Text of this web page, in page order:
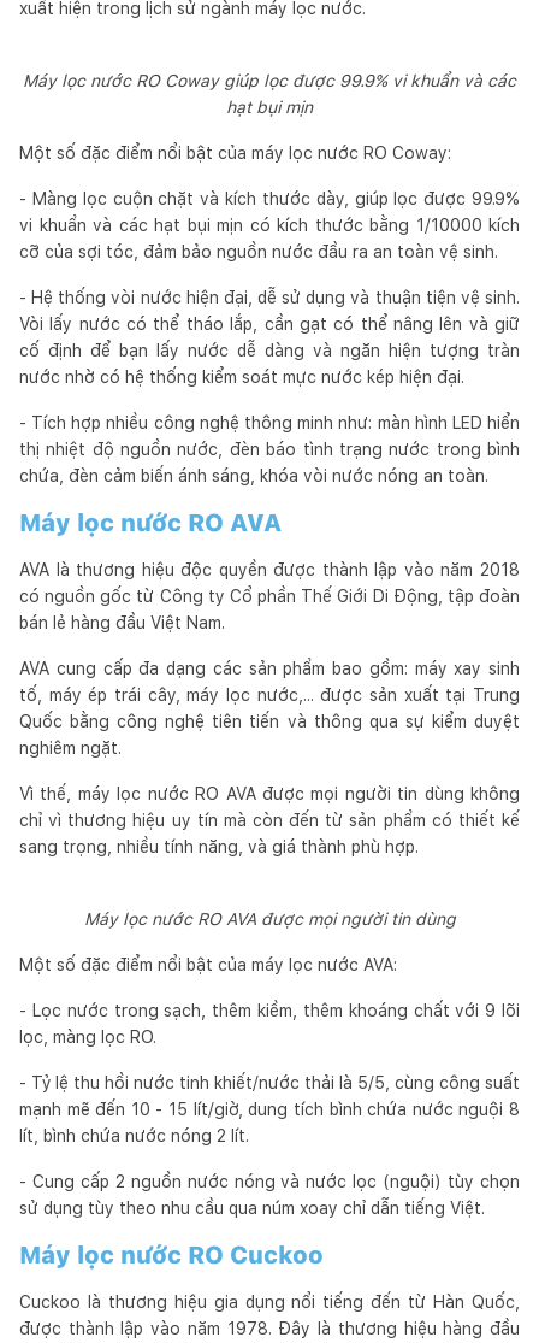
xuất hiện trong lịch sử ngành máy lọc nước.
Máy lọc nước RO Coway giúp lọc được 99.9% vi khuẩn và các
hạt bụi mịn
Một số đặc điểm nổi bật của máy lọc nước RO Coway:
- Màng lọc cuộn chặt và kích thước dày, giúp lọc được 99.9%
vi khuẩn và các hạt bụi mịn có kích thước bằng 1/10000 kích
cỡ của sợi tóc, đảm bảo nguồn nước đầu ra an toàn vệ sinh.
- Hệ thống vòi nước hiện đại, dễ sử dụng và thuận tiện vệ sinh.
Vòi lấy nước có thể tháo lắp, cần gạt có thể nâng lên và giữ
cố định để bạn lấy nước dễ dàng và ngăn hiện tượng tràn
nước nhờ có hệ thống kiểm soát mực nước kép hiện đại.
- Tích hợp nhiều công nghệ thông minh như: màn hình LED hiển
thị nhiệt độ nguồn nước, đèn báo tình trạng nước trong bình
chứa, đèn cảm biến ánh sáng, khóa vòi nước nóng an toàn.
Máy lọc nước RO AVA
AVA là thương hiệu độc quyền được thành lập vào năm 2018
có nguồn gốc từ Công ty Cổ phần Thế Giới Di Động, tập đoàn
bán lẻ hàng đầu Việt Nam.
AVA cung cấp đa dạng các sản phẩm bao gồm: máy xay sinh
tố, máy ép trái cây, máy lọc nước,... được sản xuất tại Trung
Quốc bằng công nghệ tiên tiến và thông qua sự kiểm duyệt
nghiêm ngặt.
Vì thế, máy lọc nước RO AVA được mọi người tin dùng không
chỉ vì thương hiệu uy tín mà còn đến từ sản phẩm có thiết kế
sang trọng, nhiều tính năng, và giá thành phù hợp.
Máy lọc nước RO AVA được mọi người tin dùng
Một số đặc điểm nổi bật của máy lọc nước AVA:
- Lọc nước trong sạch, thêm kiềm, thêm khoáng chất với 9 lõi
lọc, màng lọc RO.
- Tỷ lệ thu hồi nước tinh khiết/nước thải là 5/5, cùng công suất
mạnh mẽ đến 10 - 15 lít/giờ, dung tích bình chứa nước nguội 8
lít, bình chứa nước nóng 2 lít.
- Cung cấp 2 nguồn nước nóng và nước lọc (nguội) tùy chọn
sử dụng tùy theo nhu cầu qua núm xoay chỉ dẫn tiếng Việt.
Máy lọc nước RO Cuckoo
Cuckoo là thương hiệu gia dụng nổi tiếng đến từ Hàn Quốc,
được thành lập vào năm 1978. Đây là thương hiệu hàng đầu